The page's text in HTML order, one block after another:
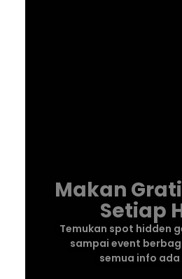
Makan
Setiap
Temukan spot hidden
sampai event
semua info ada